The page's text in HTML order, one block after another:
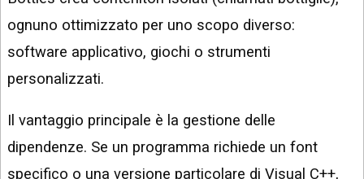
ognuno ottimizzato per uno scopo diverso:
software applicativo, giochi o strumenti
personalizzati.
Il vantaggio principale è la gestione delle
dipendenze. Se un programma richiede un font
specifico o una versione particolare di Visual C++,